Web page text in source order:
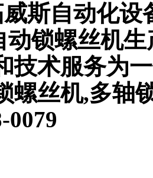
斯自动化设
动锁螺丝机
技术服务为
螺丝机,多轴
0079